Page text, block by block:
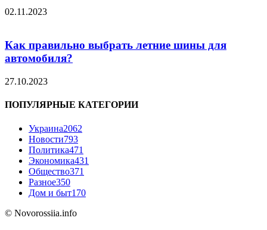
02.11.2023
Как правильно выбрать летние шины для
автомобиля?
27.10.2023
ПОПУЛЯРНЫЕ КАТЕГОРИИ
Украина2062
Новости793
Политика471
Экономика431
Общество371
Разное350
Дом и быт170
© Novorossiia.info